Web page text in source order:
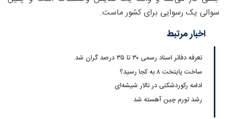
سوالی یک رسوایی برای کشور ماست.
اخبار مرتبط
تعرفه دفاتر اسناد رسمی ۳۰ تا ۳۵ درصد گران شد
ساخت پایتخت ۸ به کجا رسید؟
ادامه رکوردشکنی در تالار شیشه‌ای
رشد تورم چین آهسته شد